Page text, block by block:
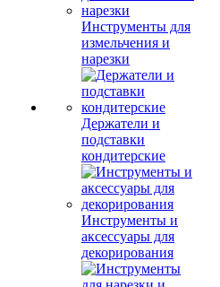
Инструменты для
измельчения и
нарезки
Держатели и
подставки
кондитерские
Инструменты и
аксессуары для
декорирования